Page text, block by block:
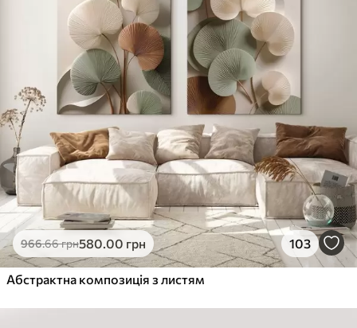
966.66грн580.00 грн 103
Абстрактна композиція з листям